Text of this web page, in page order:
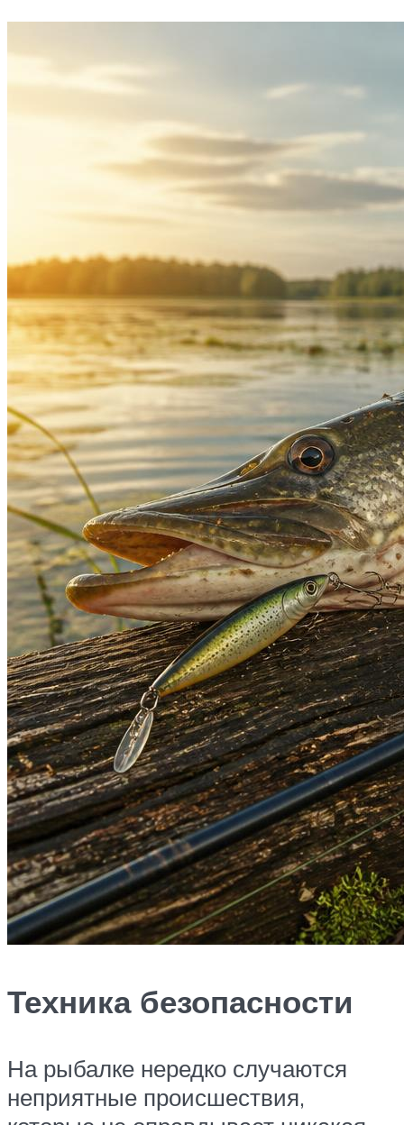
Техника безопасности
На рыбалке нередко случаются
неприятные происшествия,